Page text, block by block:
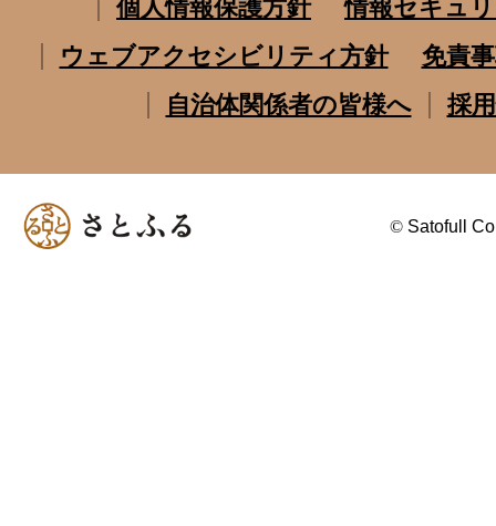
個人情報保護方針
情報セキュ
ウェブアクセシビリティ方針
免責
自治体関係者の皆様へ
採
© Satofull